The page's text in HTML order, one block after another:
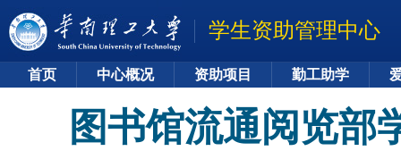
学生资助管理中心
首页 中心概况 资助项目 勤工助学
图书馆流通阅览部